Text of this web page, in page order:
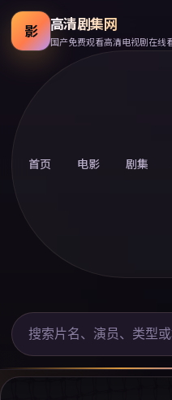
影 高清剧集网
国产免费观看高清电视剧在线
首页 电影 剧集